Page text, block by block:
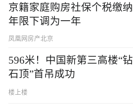
京籍家庭购房社保个税缴纳
年限下调为一年
凤凰网房产北京
596米！中国新第三高楼“钻
石顶”首吊成功
楼上楼